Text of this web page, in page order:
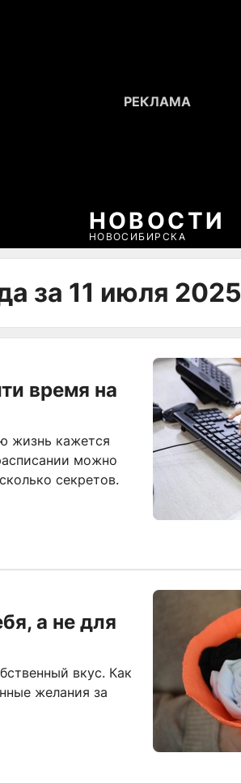
НОВОСТИ
НОВОСИБИРСКА
за 11 июля 2025
время на
жизнь кажется
можно
секретов.
а не для
вкус. Как
желания за